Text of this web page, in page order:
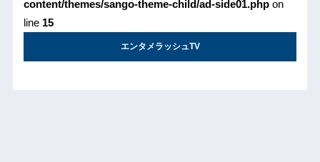
content/themes/sango-theme-child/ad-side01.phpon
line 15
エンタメラッシュTV